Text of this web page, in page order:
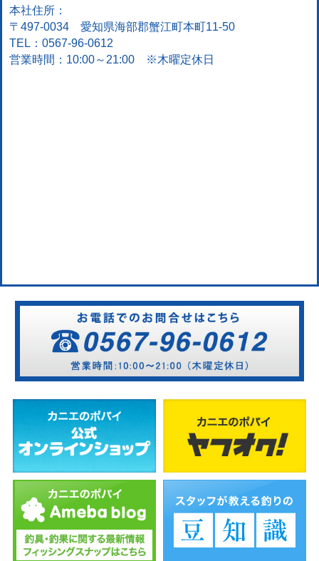
本社住所：
〒497-0034 愛知県海部郡蟹江町本町11-50
TEL：0567-96-0612
営業時間：10:00～21:00 ※木曜定休日